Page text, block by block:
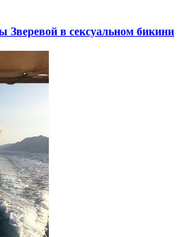
в сексуальном бикини